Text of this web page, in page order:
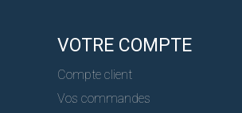
VOTRE COMPTE
Compte client
Vos commandes